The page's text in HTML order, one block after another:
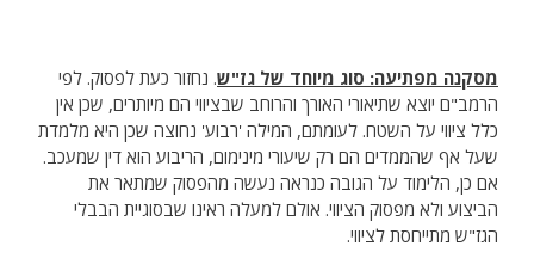
מסקנה מפתיעה: סוג מיוחד של גז"ש. נחזור כעת לפסוק. לפי
הרמב"ם יוצא שתיאורי האורך והרוחב שבציווי הם מיותרים, שכן אין
כלל ציווי על השטח. לעומתם, המילה 'רבוע' נחוצה שכן היא מלמדת
שעל אף שהממדים הם רק שיעורי מינימום, הריבוע הוא דין שמעכב.
אם כן, הלימוד על הגובה כנראה נעשה מהפסוק שמתאר את
הביצוע ולא מפסוק הציווי. אולם למעלה ראינו שבסוגיית הבבלי
הגז"ש מתייחסת לציווי.